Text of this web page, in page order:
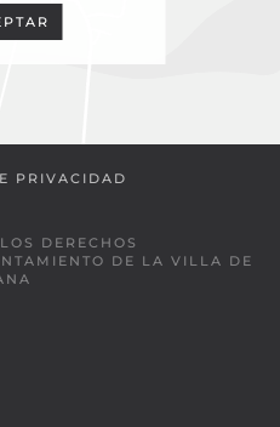
PRIVACIDAD
DERECHOS
DE LA VILLA DE